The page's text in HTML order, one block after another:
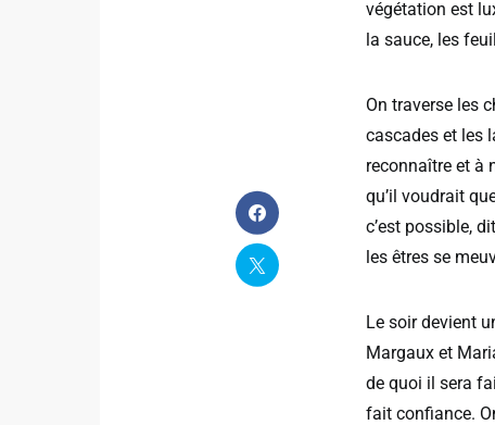
végétation est
la sauce, les
On traverse les
cascades et les
reconnaître et à
qu’il voudrait
c’est possible,
les êtres se
Le soir devient
Margaux et
de quoi il sera
fait confiance.